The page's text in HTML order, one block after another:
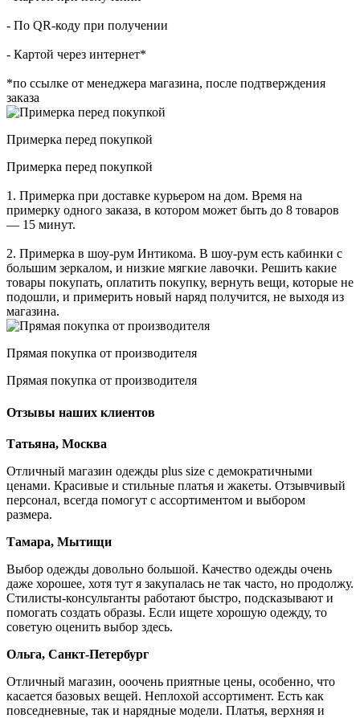
- По QR-коду при получении
- Картой через интернет*
*по ссылке от менеджера магазина, после подтверждения
заказа
Примерка перед покупкой
Примерка перед покупкой
1. Примерка при доставке курьером на дом. Время на
примерку одного заказа, в котором может быть до 8 товаров
— 15 минут.
2. Примерка в шоу-рум Интикома. В шоу-рум есть кабинки с
большим зеркалом, и низкие мягкие лавочки. Решить какие
товары покупать, оплатить покупку, вернуть вещи, которые не
подошли, и примерить новый наряд получится, не выходя из
магазина.
Прямая покупка от производителя
Прямая покупка от производителя
Отзывы наших клиентов
Татьяна, Москва
Отличный магазин одежды plus size с демократичными
ценами. Красивые и стильные платья и жакеты. Отзывчивый
персонал, всегда помогут с ассортиментом и выбором
размера.
Тамара, Мытищи
Выбор одежды довольно большой. Качество одежды очень
даже хорошее, хотя тут я закупалась не так часто, но продолжу.
Стилисты-консультанты работают быстро, подсказывают и
помогать создать образы. Если ищете хорошую одежду, то
советую оценить выбор здесь.
Ольга, Санкт-Петербург
Отличный магазин, ооочень приятные цены, особенно, что
касается базовых вещей. Неплохой ассортимент. Есть как
повседневные, так и нарядные модели. Платья, верхняя и